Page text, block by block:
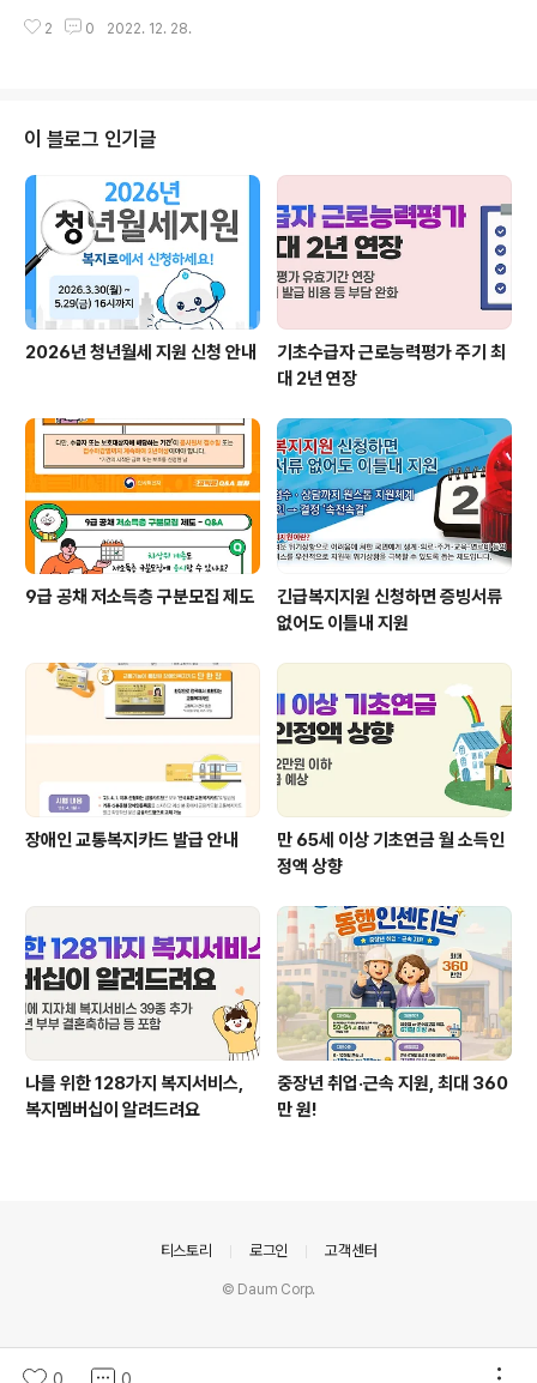
이에 따라, 노인 단독가구의 경우 2023년 ..
치료를 위하여 치매안심병원을 추가 지정하고 치료 활성화
병원」이 제10호로 신규 지정되었습니다. ㅇ 치매안심병원
은 「치매관리법」제16조의4에 따라 중증 치매 환자*를 집
중적으로 치료·관리할 수 있는 시설‧인력 및 장비를 갖춘 경
우 보건복지부 장관이 지정하고 있습니다. * 치매에 동반되
는 행동심리증상(Behavioral Psychology Syndrom
e of Dementia..
2 0 2022. 12. 28.
이 블로그 인기글
2026년 청년월세 지원 신청 안내
기초수급자 근로능력평가 주기 최
대 2년 연장
9급 공채 저소득층 구분모집 제도
긴급복지지원 신청하면 증빙서류
없어도 이틀내 지원
장애인 교통복지카드 발급 안내
만 65세 이상 기초연금 월 소득인
정액 상향
나를 위한 128가지 복지서비스,
복지멤버십이 알려드려요
중장년 취업·근속 지원, 최대 360
만 원!
티스토리 로그인 고객센터
© Daum Corp.